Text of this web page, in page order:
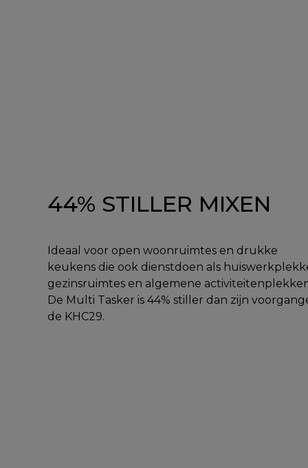
44% STILLER MIXEN
Ideaal voor open woonruimtes en drukke
keukens die ook dienstdoen als
gezinsruimtes en algemene
De Multi Tasker is 44% stiller dan zijn
de KHC29.